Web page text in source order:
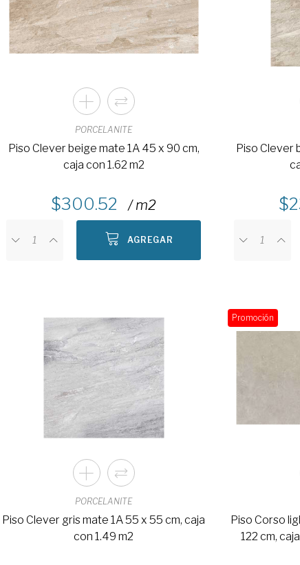
PORCELANITE
Piso Clever beige mate 1A 45 x 90 cm,
caja con 1.62 m2
300.52 / m2
AGREGAR
Piso Clever
PORCELANITE
Piso Clever gris mate 1A 55 x 55 cm, caja
con 1.49 m2
Promoción
Piso Corso
122 cm,